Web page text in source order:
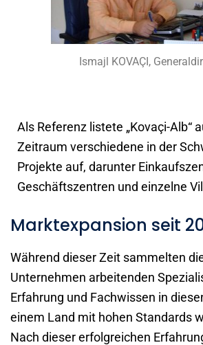
Ismajl KOVAÇI,
Als Referenz listete „Kovaçi-Alb“
Zeitraum verschiedene in der
Projekte auf, darunter
Geschäftszentren und einzelne
Marktexpansion seit
Während dieser Zeit sammelten
Unternehmen arbeitenden
Erfahrung und Fachwissen in
einem Land mit hohen Standards
Nach dieser erfolgreichen